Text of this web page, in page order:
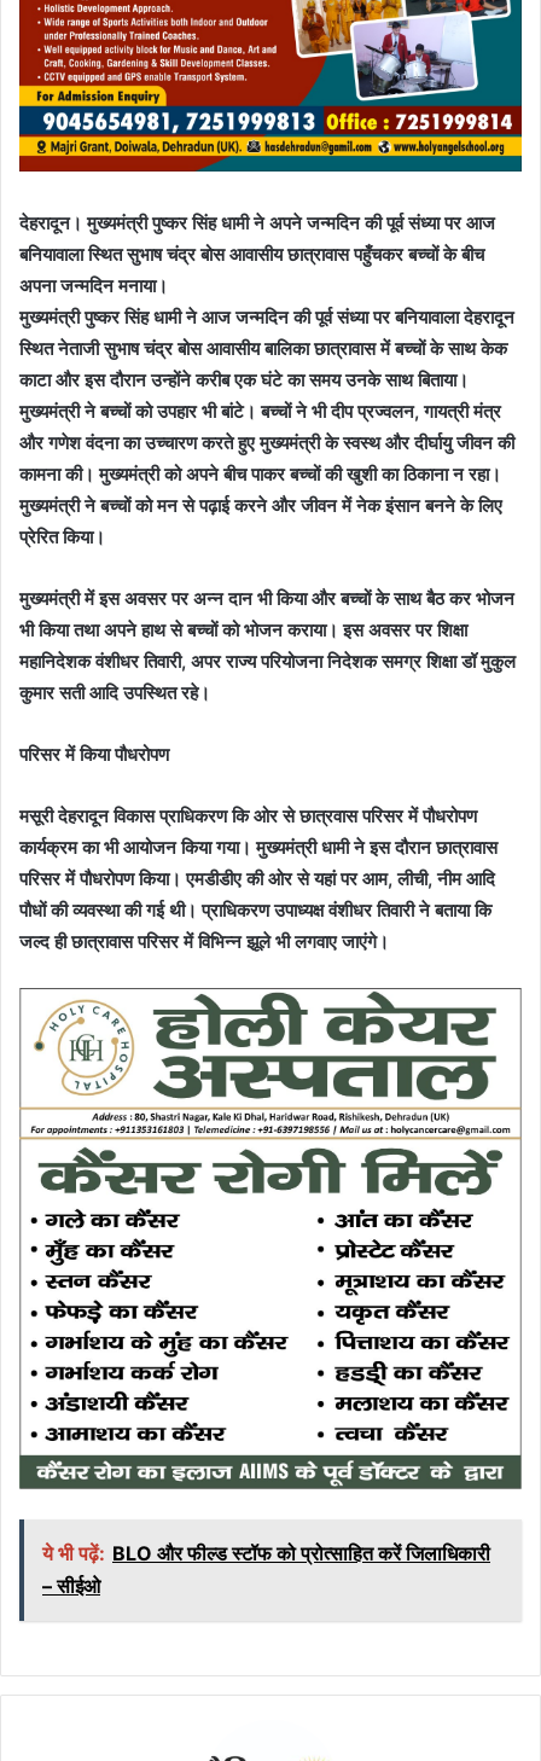
देहरादून। मुख्यमंत्री पुष्कर सिंह धामी ने अपने जन्मदिन की पूर्व संध्या पर आज
बनियावाला स्थित सुभाष चंद्र बोस आवासीय छात्रावास पहुँचकर बच्चों के बीच
अपना जन्मदिन मनाया।
मुख्यमंत्री पुष्कर सिंह धामी ने आज जन्मदिन की पूर्व संध्या पर बनियावाला देहरादून
स्थित नेताजी सुभाष चंद्र बोस आवासीय बालिका छात्रावास में बच्चों के साथ केक
काटा और इस दौरान उन्होंने करीब एक घंटे का समय उनके साथ बिताया।
मुख्यमंत्री ने बच्चों को उपहार भी बांटे। बच्चों ने भी दीप प्रज्वलन, गायत्री मंत्र
और गणेश वंदना का उच्चारण करते हुए मुख्यमंत्री के स्वस्थ और दीर्घायु जीवन की
कामना की। मुख्यमंत्री को अपने बीच पाकर बच्चों की खुशी का ठिकाना न रहा।
मुख्यमंत्री ने बच्चों को मन से पढ़ाई करने और जीवन में नेक इंसान बनने के लिए
प्रेरित किया।
मुख्यमंत्री में इस अवसर पर अन्न दान भी किया और बच्चों के साथ बैठ कर भोजन
भी किया तथा अपने हाथ से बच्चों को भोजन कराया। इस अवसर पर शिक्षा
महानिदेशक वंशीधर तिवारी, अपर राज्य परियोजना निदेशक समग्र शिक्षा डॉ मुकुल
कुमार सती आदि उपस्थित रहे।
परिसर में किया पौधरोपण
मसूरी देहरादून विकास प्राधिकरण कि ओर से छात्रवास परिसर में पौधरोपण
कार्यक्रम का भी आयोजन किया गया। मुख्यमंत्री धामी ने इस दौरान छात्रावास
परिसर में पौधरोपण किया। एमडीडीए की ओर से यहां पर आम, लीची, नीम आदि
पौधों की व्यवस्था की गई थी। प्राधिकरण उपाध्यक्ष वंशीधर तिवारी ने बताया कि
जल्द ही छात्रावास परिसर में विभिन्न झूले भी लगवाए जाएंगे।
ये भी पढ़ें: BLO और फील्ड स्टॉफ को प्रोत्साहित करें जिलाधिकारी
– सीईओ